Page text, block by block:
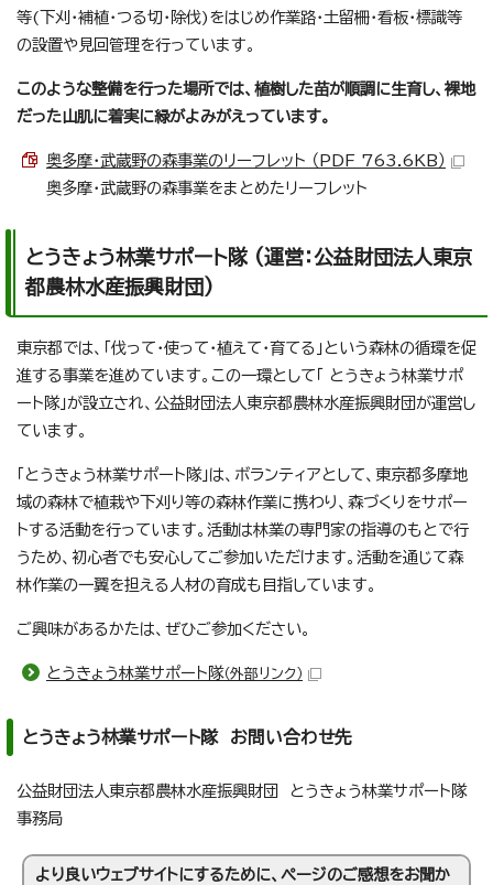
等(下刈・補植・つる切・除伐)をはじめ作業路・土留柵・看板・標識等
の設置や見回管理を行っています。
このような整備を行った場所では、植樹した苗が順調に生育し、裸地
だった山肌に着実に緑がよみがえっています。
奥多摩・武蔵野の森事業のリーフレット （PDF 763.6KB）
奥多摩・武蔵野の森事業をまとめたリーフレット
とうきょう林業サポート隊 (運営：公益財団法人東京
都農林水産振興財団)
東京都では、「伐って・使って・植えて・育てる」という森林の循環を促
進する事業を進めています。この一環として「 とうきょう林業サポ
ート隊」が設立され、公益財団法人東京都農林水産振興財団が運営し
ています。
「とうきょう林業サポート隊」は、ボランティアとして、東京都多摩地
域の森林で植栽や下刈り等の森林作業に携わり、森づくりをサポー
トする活動を行っています。活動は林業の専門家の指導のもとで行
うため、初心者でも安心してご参加いただけます。活動を通じて森
林作業の一翼を担える人材の育成も目指しています。
ご興味があるかたは、ぜひご参加ください。
とうきょう林業サポート隊（外部リンク）
とうきょう林業サポート隊 お問い合わせ先
公益財団法人東京都農林水産振興財団 とうきょう林業サポート隊
事務局
より良いウェブサイトにするために、ページのご感想をお聞か